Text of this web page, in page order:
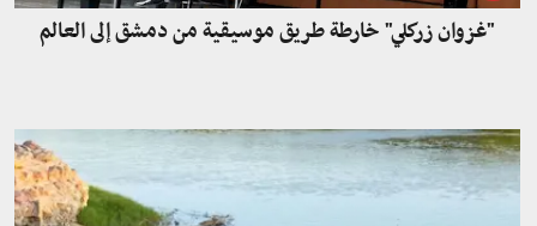
"غزوان زركلي" خارطة طريق موسيقية من دمشق إلى العالم